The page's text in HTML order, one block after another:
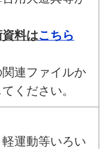
料はこちら
連ファイルか
ください。
運動等いろい